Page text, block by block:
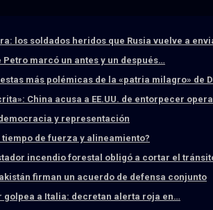
los soldados heridos que Rusia vuelve a
Petro marcó un antes y un después…
más polémicas de la «patria milagro» de
China acusa a EE.UU. de entorpecer
y representación
tiempo de fuerza y alineamiento?
incendio forestal obligó a cortar el
firman un acuerdo de defensa conjunto
golpea a Italia: decretan alerta roja en…